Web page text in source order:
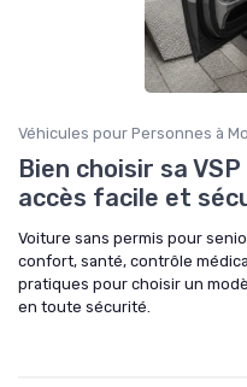
Véhicules pour Personnes à
Bien choisir sa
accès facile et
Voiture sans permis pour
confort, santé, contrôle
pratiques pour choisir un
en toute sécurité.